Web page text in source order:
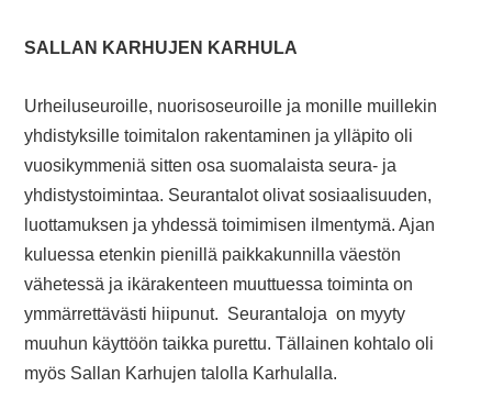
SALLAN KARHUJEN KARHULA
Urheiluseuroille, nuorisoseuroille ja monille muillekin
yhdistyksille toimitalon rakentaminen ja ylläpito oli
vuosikymmeniä sitten osa suomalaista seura- ja
yhdistystoimintaa. Seurantalot olivat sosiaalisuuden,
luottamuksen ja yhdessä toimimisen ilmentymä. Ajan
kuluessa etenkin pienillä paikkakunnilla väestön
vähetessä ja ikärakenteen muuttuessa toiminta on
ymmärrettävästi hiipunut. Seurantaloja on myyty
muuhun käyttöön taikka purettu. Tällainen kohtalo oli
myös Sallan Karhujen talolla Karhulalla.